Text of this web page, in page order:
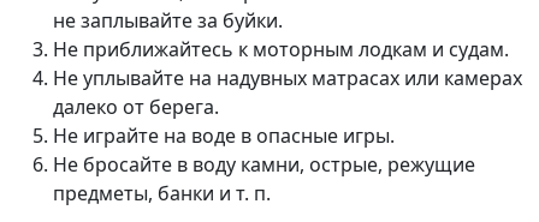
не заплывайте за буйки.
Не приближайтесь к моторным лодкам и судам.
Не уплывайте на надувных матрасах или камерах
далеко от берега.
Не играйте на воде в опасные игры.
Не бросайте в воду камни, острые, режущие
предметы, банки и т. п.